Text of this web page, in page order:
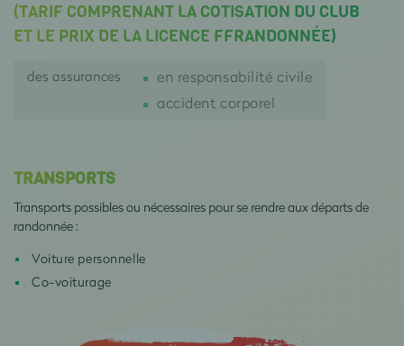
(TARIF COMPRENANT LA COTISATION DU CLUB
ET LE PRIX DE LA LICENCE FFRANDONNÉE)
des assurances
en responsabilité civile
accident corporel
TRANSPORTS
Transports possibles ou nécessaires pour se rendre aux départs de
randonnée :
Voiture personnelle
Co-voiturage